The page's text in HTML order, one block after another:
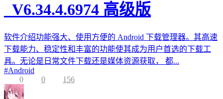
_V6.34.4.6974 高级版
软件介绍功能强大、使用方便的 Android 下载管理器。其高速
下载能力、稳定性和丰富的功能使其成为用户首选的下载工
具。无论是日常文件下载还是媒体资源获取， 都...
#Android
0
0 156